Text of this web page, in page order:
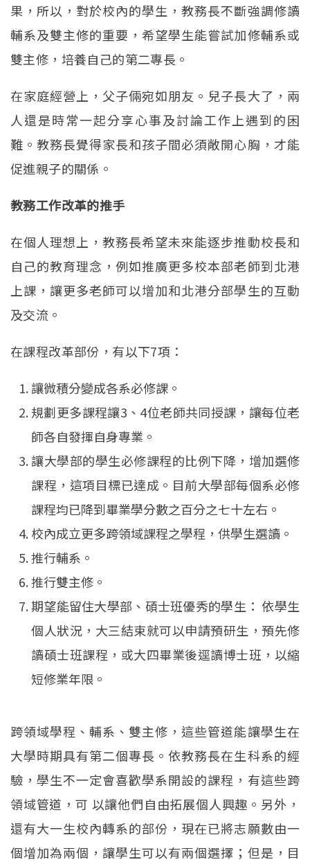
果，所以，對於校內的學生，教務長不斷強調修讀
輔系及雙主修的重要，希望學生能嘗試加修輔系或
雙主修，培養自己的第二專長。
在家庭經營上，父子倆宛如朋友。兒子長大了，兩
人還是時常一起分享心事及討論工作上遇到的困
難。教務長覺得家長和孩子間必須敞開心胸，才能
促進親子的關係。
教務工作改革的推手
在個人理想上，教務長希望未來能逐步推動校長和
自己的教育理念，例如推廣更多校本部老師到北港
上課，讓更多老師可以增加和北港分部學生的互動
及交流。
在課程改革部份，有以下7項：
讓微積分變成各系必修課。
規劃更多課程讓3、4位老師共同授課，讓每位老
師各自發揮自身專業。
讓大學部的學生必修課程的比例下降，增加選修
課程，這項目標已達成。目前大學部每個系必修
課程均已降到畢業學分數之百分之七十左右。
校內成立更多跨領域課程之學程，供學生選讀。
推行輔系。
推行雙主修。
期望能留住大學部、碩士班優秀的學生： 依學生
個人狀況，大三結束就可以申請預研生，預先修
讀碩士班課程，或大四畢業後逕讀博士班，以縮
短修業年限。
跨領域學程、輔系、雙主修，這些管道能讓學生在
大學時期具有第二個專長。依教務長在生科系的經
驗，學生不一定會喜歡學系開設的課程，有這些跨
領域管道，可 以讓他們自由拓展個人興趣。另外，
還有大一生校內轉系的部份，現在已將志願數由一
個增加為兩個，讓學生可以有兩個選擇；但是，目